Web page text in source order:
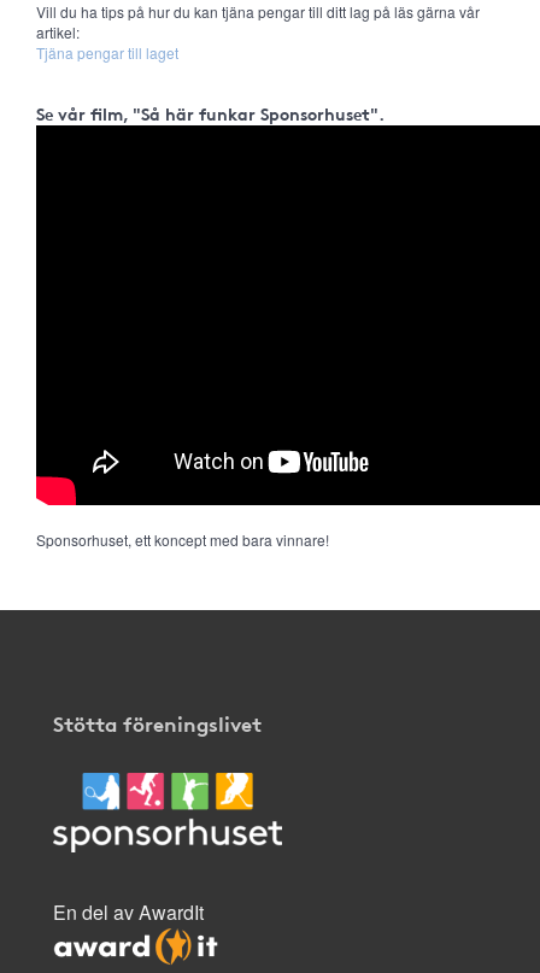
Vill du ha tips på hur du kan tjäna pengar till ditt lag på läs gärna vår
artikel:
Tjäna pengar till laget
Se vår film, "Så här funkar Sponsorhuset".
Sponsorhuset, ett koncept med bara vinnare!
Stötta föreningslivet
En del av AwardIt